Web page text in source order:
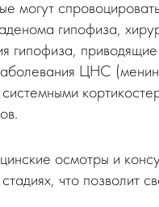
могут
гипофиза,
гипофиза,
ЦНС
системными
осмотры и
что позволит